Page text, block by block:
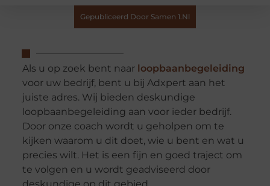
Gepubliceerd Door Samen 1.nl
Als u op zoek bent naar loopbaanbegeleiding
voor uw bedrijf, bent u bij Adxpert aan het
juiste adres. Wij bieden deskundige
loopbaanbegeleiding aan voor ieder bedrijf.
Door onze coach wordt u geholpen om te
kijken waarom u dit doet, wie u bent en wat u
precies wilt. Het is een fijn en goed traject om
te volgen en u wordt geadviseerd door